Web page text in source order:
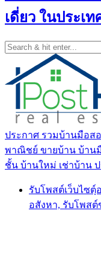
เดี่ยว ในประเท
ประกาศ รวมบ้านมือส
พาณิชย์ ขายบ้าน บ้านมื
ชั้น บ้านใหม่ เช่าบ้าน
รับโพสต์เว็บไซตฺ์
อสังหา, รับโพสต์